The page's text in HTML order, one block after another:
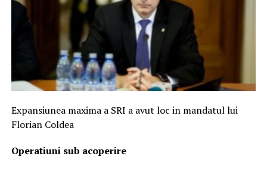
Expansiunea maxima a SRI a avut loc in mandatul lui
Florian Coldea
Operatiuni sub acoperire